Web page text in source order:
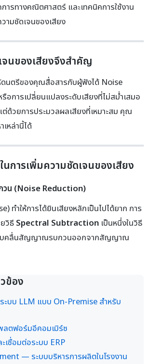
รทางคณิตศาสตร์ และเทคนิคการใช้งาน
ามชัดเจนของเสียง
จนของเสียงจึงสำคัญ
ดนตรีของคุณสื่อสารกับผู้ฟังได้ Noise
อการเปลี่ยนแปลงระดับเสียงที่ไม่สม่ำเสมอ
ต่ด้วยการประมวลผลเสียงที่เหมาะสม คุณ
หล่านี้ได้
การเพิ่มความชัดเจนของเสียง
วน (Noise Reduction)
ทำให้การได้ยินเสียงหลักเป็นไปได้ยาก การ
วิธี Spectral Subtraction เป็นหนึ่งในวิธี
บคลื่นสัญญาณรบกวนออกจากสัญญาณ
ข้อง
บบ LLM แบบ On-Premise สำหรับ
ตฟอร์มอีคอมเมิร์ซ
ชื่อมต่อระบบ ERP
— ระบบบริหารการผลิตในโรงงาน